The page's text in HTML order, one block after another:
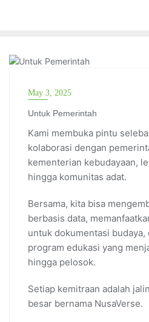
May 3, 2025
Untuk Pemerintah
Kami membuka pintu
kolaborasi dengan
kementerian kebudayaan,
hingga komunitas adat.
Bersama, kita bisa
berbasis data,
untuk dokumentasi budaya,
program edukasi yang
hingga pelosok.
Setiap kemitraan adalah
besar bernama NusaVerse.